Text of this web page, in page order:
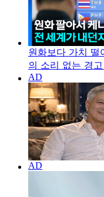
원화보다 가치 떨
의 소리 없는 경